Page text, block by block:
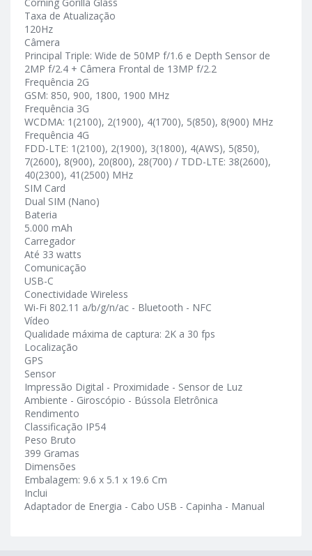
Corning Gorilla Glass
Taxa de Atualização
120Hz
Câmera
Principal Triple: Wide de 50MP f/1.6 e Depth Sensor de
2MP f/2.4 + Câmera Frontal de 13MP f/2.2
Frequência 2G
GSM: 850, 900, 1800, 1900 MHz
Frequência 3G
WCDMA: 1(2100), 2(1900), 4(1700), 5(850), 8(900) MHz
Frequência 4G
FDD-LTE: 1(2100), 2(1900), 3(1800), 4(AWS), 5(850),
7(2600), 8(900), 20(800), 28(700) / TDD-LTE: 38(2600),
40(2300), 41(2500) MHz
SIM Card
Dual SIM (Nano)
Bateria
5.000 mAh
Carregador
Até 33 watts
Comunicação
USB-C
Conectividade Wireless
Wi-Fi 802.11 a/b/g/n/ac - Bluetooth - NFC
Vídeo
Qualidade máxima de captura: 2K a 30 fps
Localização
GPS
Sensor
Impressão Digital - Proximidade - Sensor de Luz
Ambiente - Giroscópio - Bússola Eletrônica
Rendimento
Classificação IP54
Peso Bruto
399 Gramas
Dimensões
Embalagem: 9.6 x 5.1 x 19.6 Cm
Inclui
Adaptador de Energia - Cabo USB - Capinha - Manual